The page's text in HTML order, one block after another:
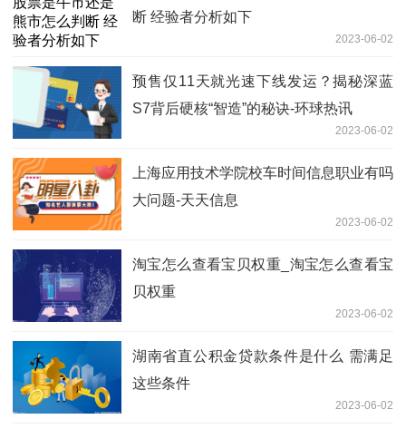
断 经验者分析如下
2023-06-02
预售仅11天就光速下线发运？揭秘深蓝
S7背后硬核“智造”的秘诀-环球热讯
2023-06-02
上海应用技术学院校车时间信息职业有吗
大问题-天天信息
2023-06-02
淘宝怎么查看宝贝权重_淘宝怎么查看宝
贝权重
2023-06-02
湖南省直公积金贷款条件是什么 需满足
这些条件
2023-06-02